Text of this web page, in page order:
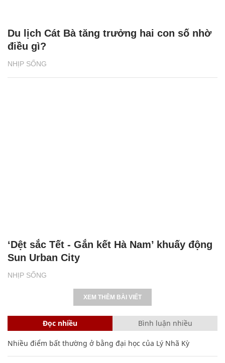
NHỊP SỐNG
Du lịch Cát Bà tăng trưởng hai con số nhờ
điều gì?
NHỊP SỐNG
‘Dệt sắc Tết - Gắn kết Hà Nam’ khuấy động
Sun Urban City
XEM THÊM BÀI VIẾT
Đọc nhiều Bình luận nhiều
Nhiều điểm bất thường ở bằng đại học của Lý Nhã Kỳ